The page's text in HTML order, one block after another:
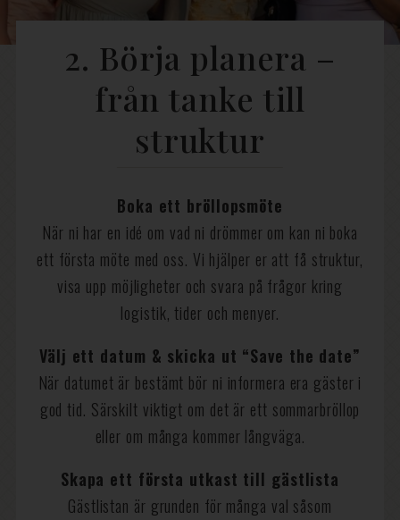
2. Börja planera –
från tanke till
struktur
Boka ett bröllopsmöte
När ni har en idé om vad ni drömmer om kan ni boka
ett första möte med oss. Vi hjälper er att få struktur,
visa upp möjligheter och svara på frågor kring
logistik, tider och menyer.
Välj ett datum & skicka ut “Save the date”
När datumet är bestämt bör ni informera era gäster i
god tid. Särskilt viktigt om det är ett sommarbröllop
eller om många kommer långväga.
Skapa ett första utkast till gästlista
Gästlistan är grunden för många val såsom